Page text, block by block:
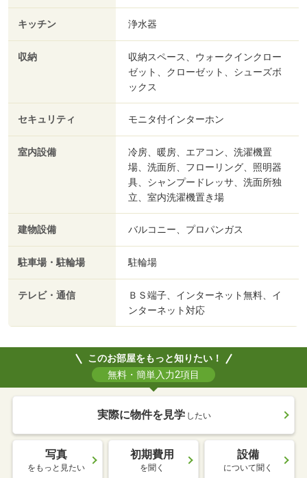
キッチン 浄水器
収納
収納スペース、ウォークインクロー
ゼット、クローゼット、シューズボ
ックス
セキュリティ モニタ付インターホン
室内設備
冷房、暖房、エアコン、洗濯機置
場、洗面所、フローリング、照明器
具、シャンプードレッサ、洗面所独
立、室内洗濯機置き場
建物設備 バルコニー、プロパンガス
駐車場・駐輪場 駐輪場
テレビ・通信
ＢＳ端子、インターネット無料、イ
ンターネット対応
このお部屋をもっと知りたい！
無料・簡単入力2項目
実際に物件を見学 したい
写真
をもっと見たい
初期費用
を聞く
設備
について聞く